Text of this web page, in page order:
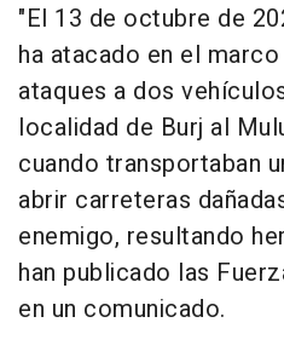
"El 13 de octubre de
ha atacado en el
ataques a dos
localidad de Burj al
cuando transportaban
abrir carreteras
enemigo, resultando
han publicado las
en un comunicado.